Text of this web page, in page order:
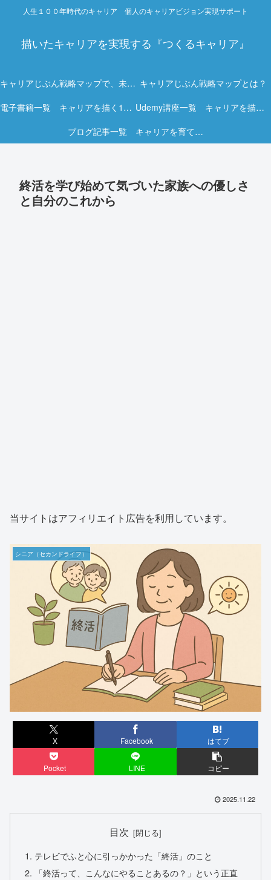
人生１００年時代のキャリア 個人のキャリアビジョン実現サポート
描いたキャリアを実現する『つくるキャリア』
キャリアじぶん戦略マップで、未来を描く力を。 キャリアじぶん戦略マップとは？
電子書籍一覧 キャリアを描く15冊の実践ガイド
Udemy講座一覧 キャリアを描く実践オンライン講座
ブログ記事一覧 キャリアを育てる実践ヒント集
終活を学び始めて気づいた家族への優しさ
と自分のこれから
当サイトはアフィリエイト広告を利用しています。
シニア（セカンドライフ）
X Facebook はてブ
Pocket LINE コピー
2025.11.22
目次
テレビでふと心に引っかかった「終活」のこと
「終活って、こんなにやることあるの？」という正直